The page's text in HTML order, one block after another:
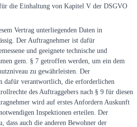
die Einhaltung von Kapitel V der DSGVO
Vertrag unterliegenden Daten in
Der Auftragnehmer ist dafür
und geeignete technische und
gem. ‎§ 7 getroffen werden, um ein dem
zu gewährleisten. Der
dafür verantwortlich, die erforderlichen
des Auftraggebers nach ‎§ 9 für diesen
wird auf erstes Anfordern Auskunft
Inspektionen erteilen. Der
dass auch die anderen Bewohner der